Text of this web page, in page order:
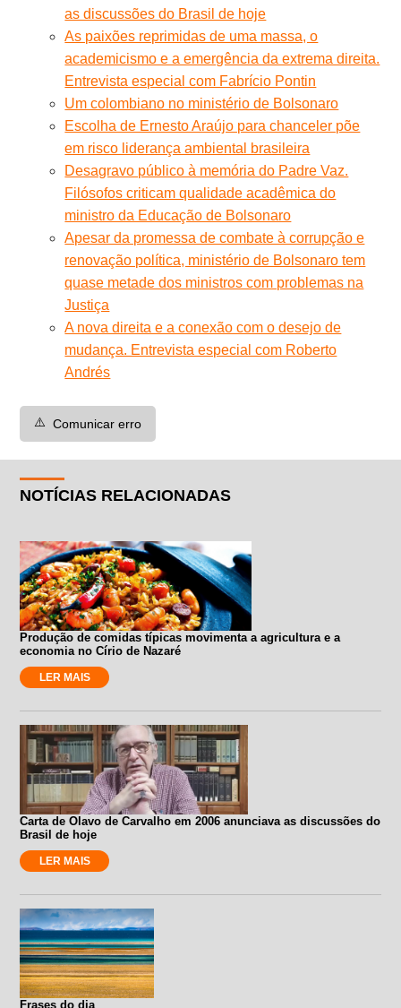
as discussões do Brasil de hoje
As paixões reprimidas de uma massa, o
academicismo e a emergência da extrema direita.
Entrevista especial com Fabrício Pontin
Um colombiano no ministério de Bolsonaro
Escolha de Ernesto Araújo para chanceler põe
em risco liderança ambiental brasileira
Desagravo público à memória do Padre Vaz.
Filósofos criticam qualidade acadêmica do
ministro da Educação de Bolsonaro
Apesar da promessa de combate à corrupção e
renovação política, ministério de Bolsonaro tem
quase metade dos ministros com problemas na
Justiça
A nova direita e a conexão com o desejo de
mudança. Entrevista especial com Roberto
Andrés
⚠️ Comunicar erro
NOTÍCIAS RELACIONADAS
Produção de comidas típicas movimenta a agricultura e a
economia no Círio de Nazaré
LER MAIS
Carta de Olavo de Carvalho em 2006 anunciava as discussões do
Brasil de hoje
LER MAIS
Frases do dia